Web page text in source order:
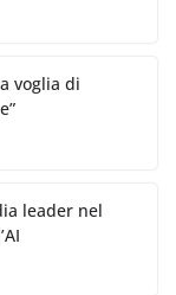
voglia di
leader nel